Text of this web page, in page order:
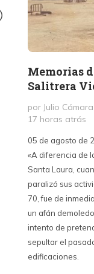
¿Hasta
por Eduardo
20 años atrás
Memorias
Salitrera
por Julio
17 horas atrás
05 de agosto de
«A diferencia de
Santa Laura,
paralizó sus
70, fue de
un afán
intento de
sepultar el
edificaciones.